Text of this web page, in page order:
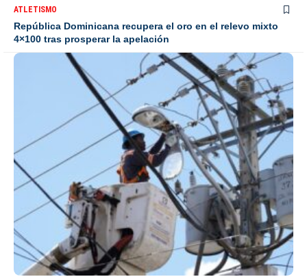
ATLETISMO
República Dominicana recupera el oro en el relevo mixto
4×100 tras prosperar la apelación